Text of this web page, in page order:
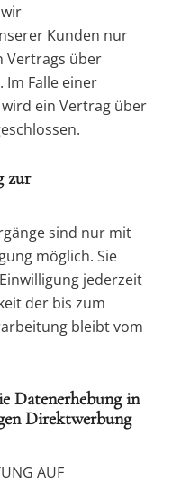
Kunden nur
Vertrags über
Falle einer
ein Vertrag über
zur
sind nur mit
möglich. Sie
jederzeit
der bis zum
bleibt vom
Datenerhebung in
Direktwerbung
AUF